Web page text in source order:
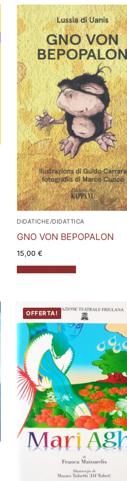
DIDATICHE/DIDATTICA
GNO VON BEPOPALON
15,00 €
OFFERTA!